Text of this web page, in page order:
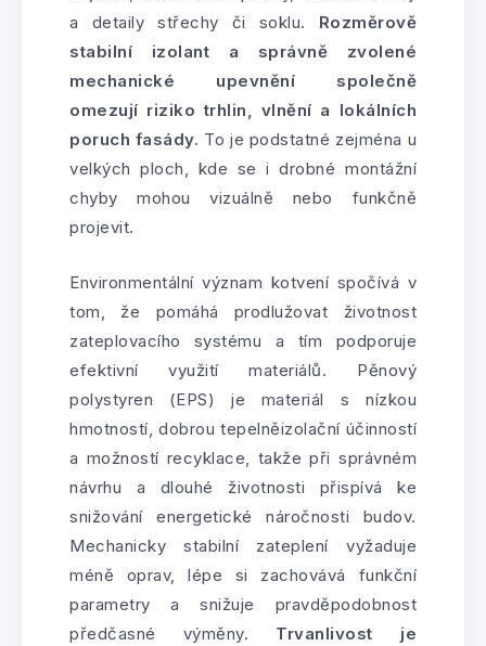
a detaily střechy či soklu. Rozměrově
stabilní izolant a správně zvolené
mechanické upevnění společně
omezují riziko trhlin, vlnění a lokálních
poruch fasády. To je podstatné zejména u
velkých ploch, kde se i drobné montážní
chyby mohou vizuálně nebo funkčně
projevit.
Environmentální význam kotvení spočívá v
tom, že pomáhá prodlužovat životnost
zateplovacího systému a tím podporuje
efektivní využití materiálů. Pěnový
polystyren (EPS) je materiál s nízkou
hmotností, dobrou tepelněizolační účinností
a možností recyklace, takže při správném
návrhu a dlouhé životnosti přispívá ke
snižování energetické náročnosti budov.
Mechanicky stabilní zateplení vyžaduje
méně oprav, lépe si zachovává funkční
parametry a snižuje pravděpodobnost
předčasné výměny. Trvanlivost je